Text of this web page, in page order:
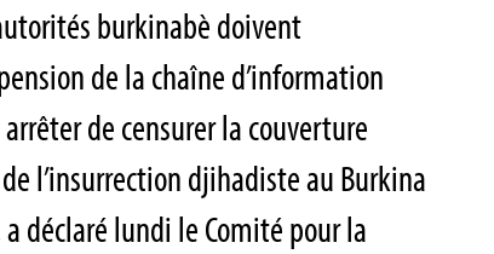
burkinabè doivent
de la chaîne d’information
de censurer la couverture
l’insurrection djihadiste au Burkina
a déclaré lundi le Comité pour la